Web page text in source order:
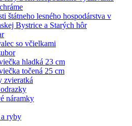
štátneho lesného hospodárstva v
Bystrice a Starých hôr
so včielkami
hladká 23 cm
točená 25 cm
zvieratká
náramky
ryby